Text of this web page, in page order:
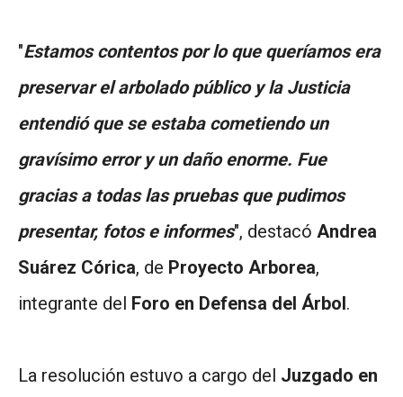
"Estamos contentos por lo que queríamos era
preservar el arbolado público y la Justicia
entendió que se estaba cometiendo un
gravísimo error y un daño enorme. Fue
gracias a todas las pruebas que pudimos
presentar, fotos e informes", destacó Andrea
Suárez Córica, de Proyecto Arborea,
integrante del Foro en Defensa del Árbol.
La resolución estuvo a cargo del Juzgado en